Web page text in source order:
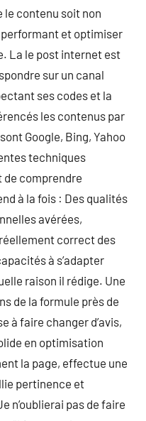
le contenu soit non
et optimiser
La le post internet est
sur un canal
ses codes et la
les contenus par
Google, Bing, Yahoo
techniques
de comprendre
à la fois : Des qualités
avérées,
correct des
à s’adapter
raison il rédige. Une
de la formule près de
à faire changer d’avis,
en optimisation
la page, effectue une
pertinence et
n’oublierai pas de faire